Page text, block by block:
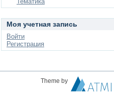
Моя учетная запись
Войти
Регистрация
Theme by